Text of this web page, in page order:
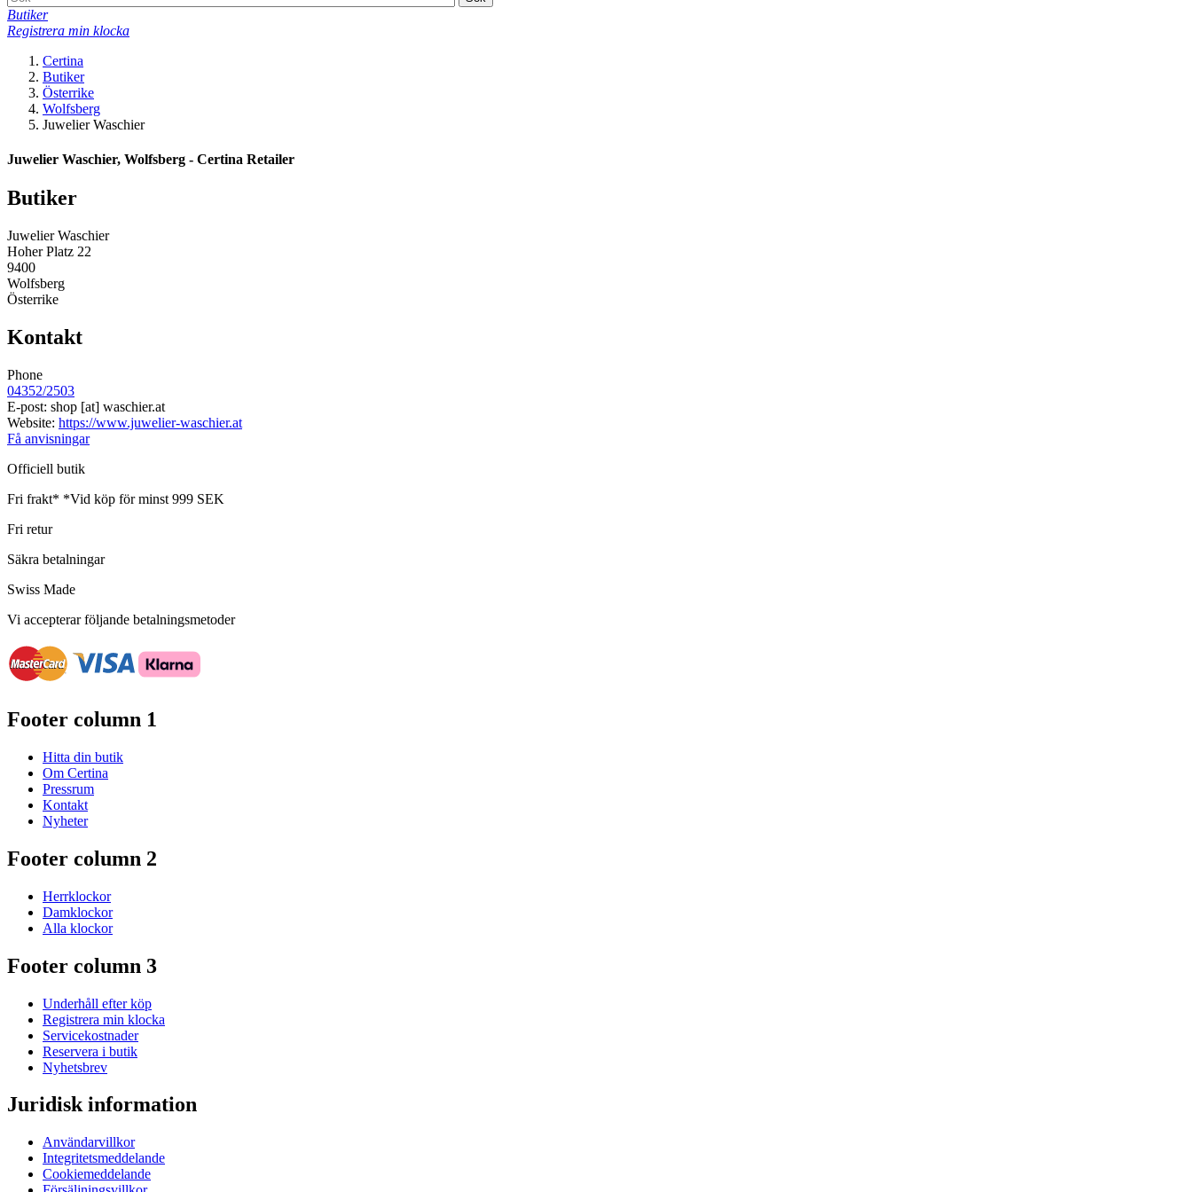
Butiker
Registrera min klocka
Certina
Butiker
Österrike
Wolfsberg
Juwelier Waschier
Juwelier Waschier, Wolfsberg - Certina Retailer
Butiker
Juwelier Waschier
Hoher Platz 22
9400
Wolfsberg
Österrike
Kontakt
Phone
04352/2503
E-post: shop [at] waschier.at
Website: https://www.juwelier-waschier.at
Få anvisningar
Officiell butik
Fri frakt* *Vid köp för minst 999 SEK
Fri retur
Säkra betalningar
Swiss Made
Vi accepterar följande betalningsmetoder
Footer column 1
Hitta din butik
Om Certina
Pressrum
Kontakt
Nyheter
Footer column 2
Herrklockor
Damklockor
Alla klockor
Footer column 3
Underhåll efter köp
Registrera min klocka
Servicekostnader
Reservera i butik
Nyhetsbrev
Juridisk information
Användarvillkor
Integritetsmeddelande
Cookiemeddelande